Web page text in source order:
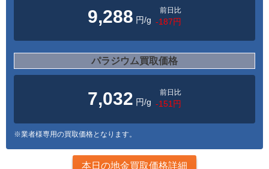
9,288 円/g
前日比
-187円
パラジウム買取価格
7,032 円/g
前日比
-151円
※業者様専用の買取価格となります。
本日の地金買取価格詳細